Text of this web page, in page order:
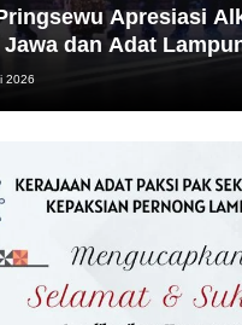
Apresiasi
Jawa dan Adat
2026